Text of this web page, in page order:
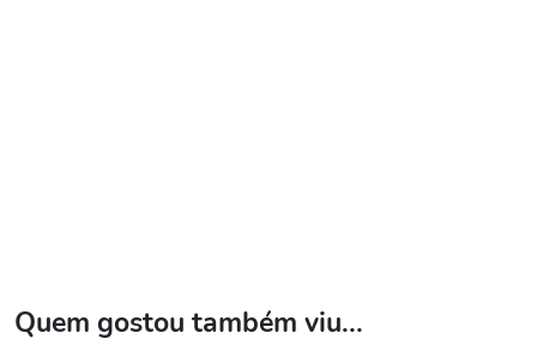
Quem gostou também viu...